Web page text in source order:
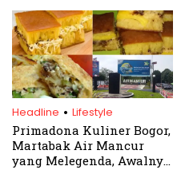
Headline . Lifestyle
Primadona Kuliner Bogor,
Martabak Air Mancur
yang Melegenda, Awalnya